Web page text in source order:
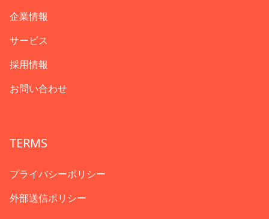
企業情報
サービス
採用情報
お問い合わせ
TERMS
プライバシーポリシー
外部送信ポリシー